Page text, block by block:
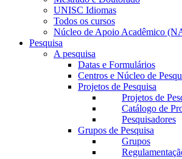
UNISC Idiomas
Todos os cursos
Núcleo de Apoio Acadêmico
Pesquisa
A pesquisa
Datas e Formulários
Centros e Núcleo de
Projetos de Pesquisa
Projetos de
Catálogo de
Pesquisadores
Grupos de Pesquisa
Grupos